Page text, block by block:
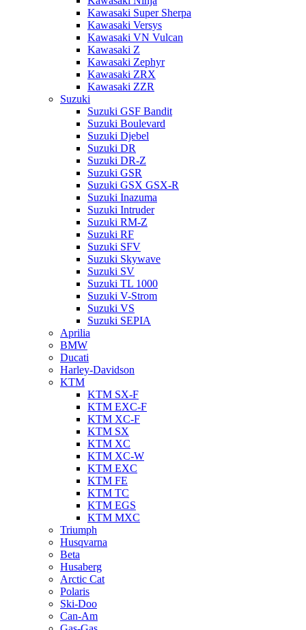
Kawasaki Super Sherpa
Kawasaki Versys
Kawasaki VN Vulcan
Kawasaki Z
Kawasaki Zephyr
Kawasaki ZRX
Kawasaki ZZR
Suzuki
Suzuki GSF Bandit
Suzuki Boulevard
Suzuki Djebel
Suzuki DR
Suzuki DR-Z
Suzuki GSR
Suzuki GSX GSX-R
Suzuki Inazuma
Suzuki Intruder
Suzuki RM-Z
Suzuki RF
Suzuki SFV
Suzuki Skywave
Suzuki SV
Suzuki TL 1000
Suzuki V-Strom
Suzuki VS
Suzuki SEPIA
Aprilia
BMW
Ducati
Harley-Davidson
KTM
KTM SX-F
KTM EXC-F
KTM XC-F
KTM SX
KTM XC
KTM XC-W
KTM EXC
KTM FE
KTM TC
KTM EGS
KTM MXC
Triumph
Husqvarna
Beta
Husaberg
Arctic Cat
Polaris
Ski-Doo
Can-Am